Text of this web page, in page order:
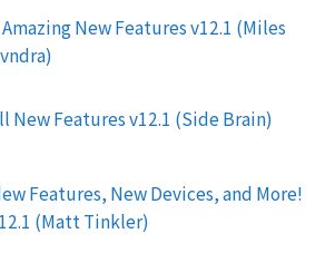
New Features v12.1 (Miles
New Features v12.1 (Side Brain)
Features, New Devices, and More!
(Matt Tinkler)